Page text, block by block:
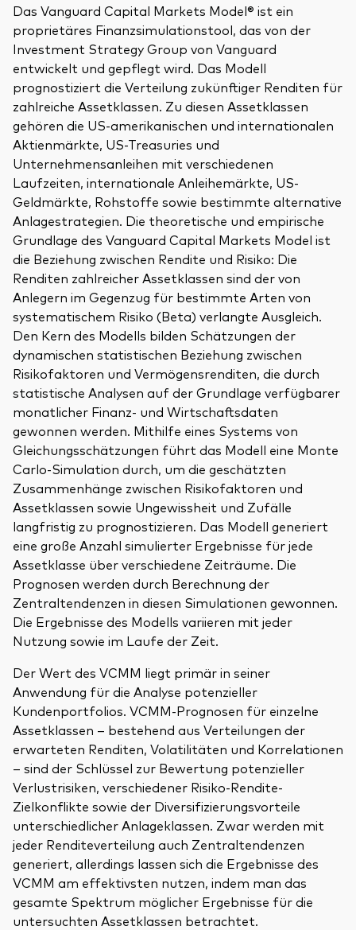
Das Vanguard Capital Markets Model® ist ein
proprietäres Finanzsimulationstool, das von der
Investment Strategy Group von Vanguard
entwickelt und gepflegt wird. Das Modell
prognostiziert die Verteilung zukünftiger Renditen für
zahlreiche Assetklassen. Zu diesen Assetklassen
gehören die US-amerikanischen und internationalen
Aktienmärkte, US-Treasuries und
Unternehmensanleihen mit verschiedenen
Laufzeiten, internationale Anleihemärkte, US-
Geldmärkte, Rohstoffe sowie bestimmte alternative
Anlagestrategien. Die theoretische und empirische
Grundlage des Vanguard Capital Markets Model ist
die Beziehung zwischen Rendite und Risiko: Die
Renditen zahlreicher Assetklassen sind der von
Anlegern im Gegenzug für bestimmte Arten von
systematischem Risiko (Beta) verlangte Ausgleich.
Den Kern des Modells bilden Schätzungen der
dynamischen statistischen Beziehung zwischen
Risikofaktoren und Vermögensrenditen, die durch
statistische Analysen auf der Grundlage verfügbarer
monatlicher Finanz- und Wirtschaftsdaten
gewonnen werden. Mithilfe eines Systems von
Gleichungsschätzungen führt das Modell eine Monte
Carlo-Simulation durch, um die geschätzten
Zusammenhänge zwischen Risikofaktoren und
Assetklassen sowie Ungewissheit und Zufälle
langfristig zu prognostizieren. Das Modell generiert
eine große Anzahl simulierter Ergebnisse für jede
Assetklasse über verschiedene Zeiträume. Die
Prognosen werden durch Berechnung der
Zentraltendenzen in diesen Simulationen gewonnen.
Die Ergebnisse des Modells variieren mit jeder
Nutzung sowie im Laufe der Zeit.
Der Wert des VCMM liegt primär in seiner
Anwendung für die Analyse potenzieller
Kundenportfolios. VCMM-Prognosen für einzelne
Assetklassen – bestehend aus Verteilungen der
erwarteten Renditen, Volatilitäten und Korrelationen
– sind der Schlüssel zur Bewertung potenzieller
Verlustrisiken, verschiedener Risiko-Rendite-
Zielkonflikte sowie der Diversifizierungsvorteile
unterschiedlicher Anlageklassen. Zwar werden mit
jeder Renditeverteilung auch Zentraltendenzen
generiert, allerdings lassen sich die Ergebnisse des
VCMM am effektivsten nutzen, indem man das
gesamte Spektrum möglicher Ergebnisse für die
untersuchten Assetklassen betrachtet.